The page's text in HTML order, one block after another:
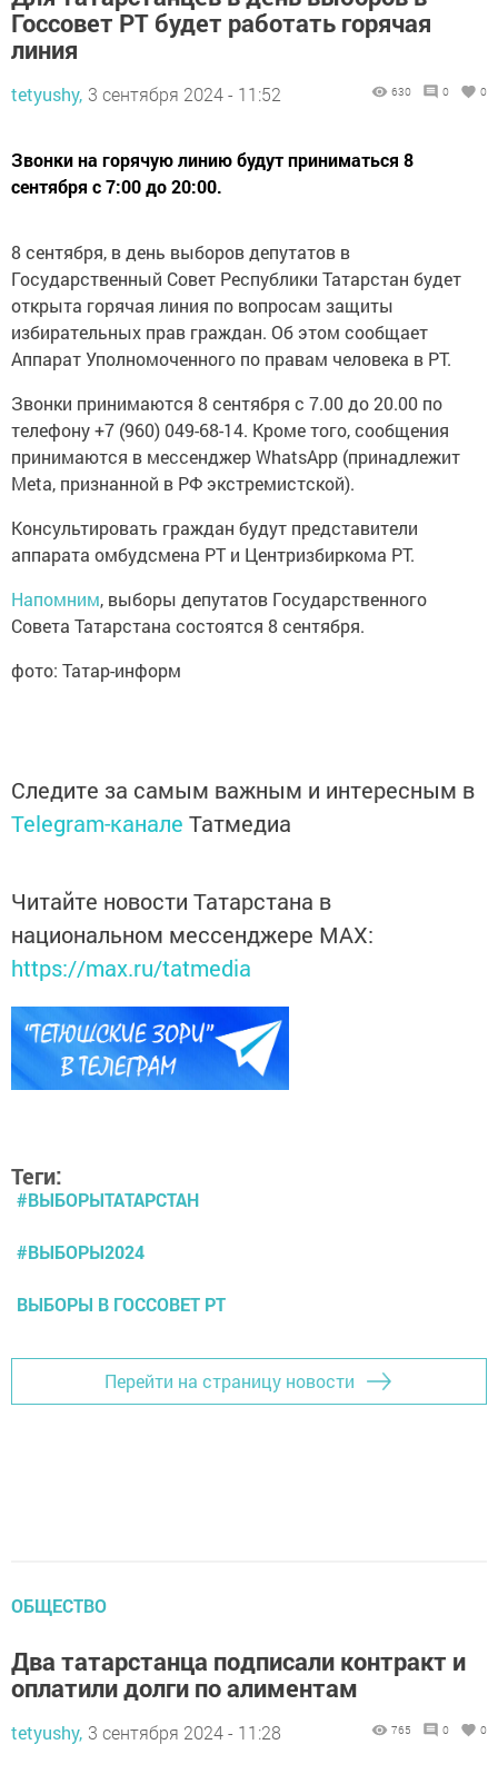
Госсовет РТ будет работать горячая
линия
tetyushy, 3 сентября 2024 - 11:52 630 0 0
Звонки на горячую линию будут приниматься 8
сентября с 7:00 до 20:00.
8 сентября, в день выборов депутатов в
Государственный Совет Республики Татарстан будет
открыта горячая линия по вопросам защиты
избирательных прав граждан. Об этом сообщает
Аппарат Уполномоченного по правам человека в РТ.
Звонки принимаются 8 сентября с 7.00 до 20.00 по
телефону +7 (960) 049-68-14. Кроме того, сообщения
принимаются в мессенджер WhatsApp (принадлежит
Meta, признанной в РФ экстремистской).
Консультировать граждан будут представители
аппарата омбудсмена РТ и Центризбиркома РТ.
Напомним, выборы депутатов Государственного
Совета Татарстана состоятся 8 сентября.
фото: Татар-информ
Следите за самым важным и интересным в
Telegram-канале Татмедиа
Читайте новости Татарстана в
национальном мессенджере MАХ:
https://max.ru/tatmedia
Теги:
#ВЫБОРЫТАТАРСТАН
#ВЫБОРЫ2024
ВЫБОРЫ В ГОССОВЕТ РТ
Перейти на страницу новости
ОБЩЕСТВО
Два татарстанца подписали контракт и
оплатили долги по алиментам
tetyushy, 3 сентября 2024 - 11:28 765 0 0